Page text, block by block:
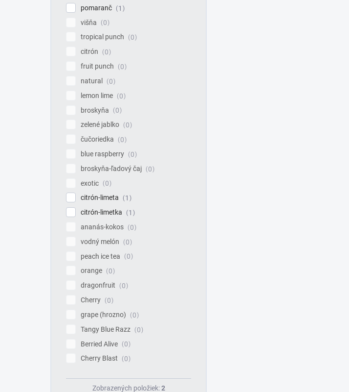
pomaranč
1
višňa
0
tropical punch
0
citrón
0
fruit punch
0
natural
0
lemon lime
0
broskyňa
0
zelené jablko
0
čučoriedka
0
blue raspberry
0
broskyňa-ľadový čaj
0
exotic
0
citrón-limeta
1
citrón-limetka
1
ananás-kokos
0
vodný melón
0
peach ice tea
0
orange
0
dragonfruit
0
Cherry
0
grape (hrozno)
0
Tangy Blue Razz
0
Berried Alive
0
Cherry Blast
0
Zobrazených položiek:2